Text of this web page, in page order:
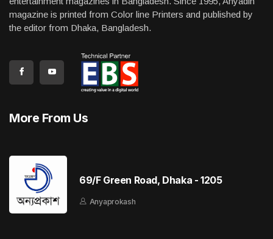
magazine is printed from Color line Printers and published by
the editor from Dhaka, Bangladesh.
More From Us
69/F Green Road, Dhaka - 1205
Anyaprokash